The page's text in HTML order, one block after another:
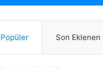
Popüler Son Eklenen